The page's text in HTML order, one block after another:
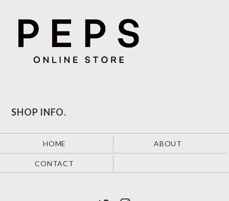
SHOP INFO.
HOME ABOUT
CONTACT